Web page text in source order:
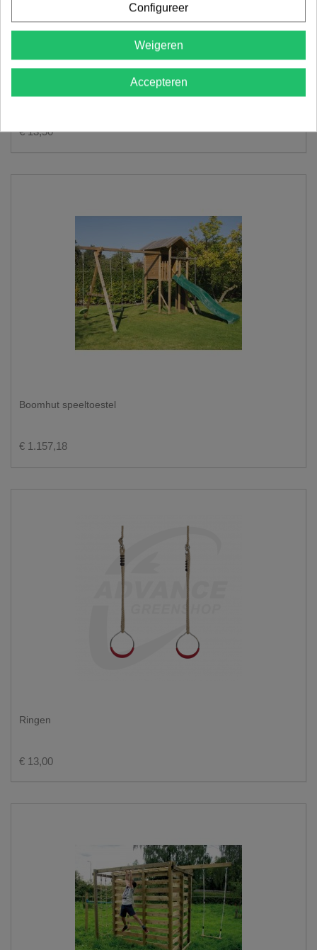
€ 13,50
Boomhut speeltoestel
€ 1.157,18
Ringen
€ 13,00
Configureer
Weigeren
Accepteren